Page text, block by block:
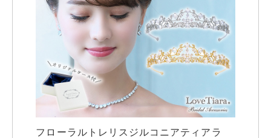
フローラルトレリスジルコニアティアラ